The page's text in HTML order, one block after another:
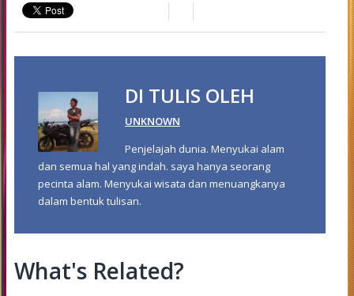
DI TULIS OLEH
UNKNOWN
Penjelajah dunia. Menyukai alam
dan semua hal yang indah. saya hanya seorang
pecinta alam. Menyukai wisata dan menuangkanya
dalam bentuk tulisan.
What's Related?